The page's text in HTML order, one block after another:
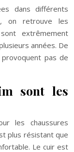
dans différents
on retrouve les
extrêmement
années. De
pas de
sont les
les chaussures
plus résistant que
Le cuir est